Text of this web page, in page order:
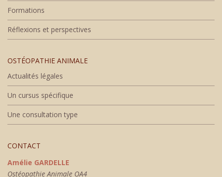
Formations
Réflexions et perspectives
OSTÉOPATHIE ANIMALE
Actualités légales
Un cursus spécifique
Une consultation type
CONTACT
Amélie GARDELLE
Ostéopathie Animale OA4